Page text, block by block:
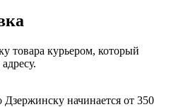
товара курьером, который
начинается от 350